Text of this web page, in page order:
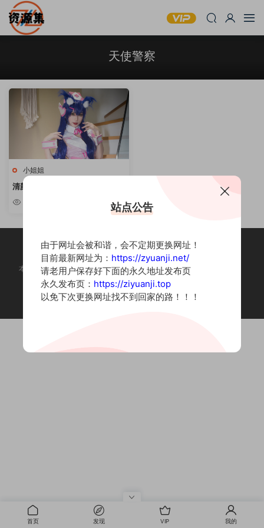
天使警察
小姐姐
清颜真德秀 – 6套写真合集 [持续
更新]
本站为摄影写真图片网站，内容来自网络收集整理，仅作个人学习使用。
如有违法内容请联系删除
Copyright © 2022 资源集
首页 发现 VIP 我的
站点公告
由于网址会被和谐，会不定期更换网址！
目前最新网址为： https://zyuanji.net/
请老用户保存好下面的永久地址发布页
永久发布页： https://ziyuanji.top
以免下次更换网址找不到回家的路！！！